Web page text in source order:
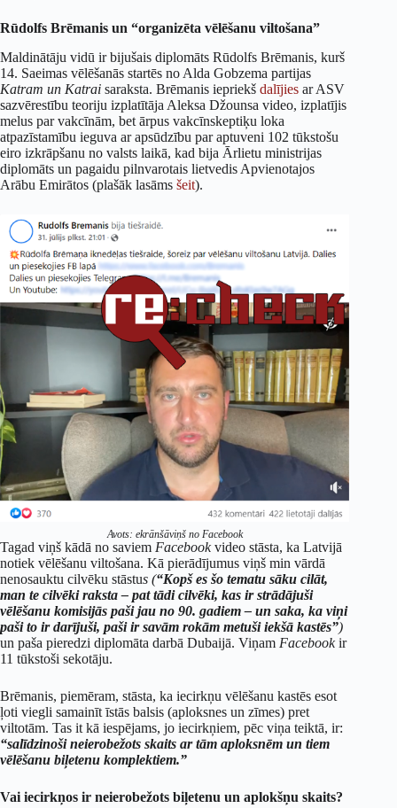
Rūdolfs Brēmanis un “organizēta vēlēšanu viltošana”
Maldinātāju vidū ir bijušais diplomāts Rūdolfs Brēmanis, kurš
14. Saeimas vēlēšanās startēs no Alda Gobzema partijas
Katram un Katrai saraksta. Brēmanis iepriekš dalījies ar ASV
sazvērestību teoriju izplatītāja Aleksa Džounsa video, izplatījis
melus par vakcīnām, bet ārpus vakcīnskeptiķu loka
atpazīstamību ieguva ar apsūdzību par aptuveni 102 tūkstošu
eiro izkrāpšanu no valsts laikā, kad bija Ārlietu ministrijas
diplomāts un pagaidu pilnvarotais lietvedis Apvienotajos
Arābu Emirātos (plašāk lasāms šeit).
Avots: ekrānšāviņš no Facebook
Tagad viņš kādā no saviem Facebookvideo stāsta, ka Latvijā
notiek vēlēšanu viltošana. Kā pierādījumus viņš min vārdā
nenosauktu cilvēku stāstus (“Kopš es šo tematu sāku cilāt,
man te cilvēki raksta – pat tādi cilvēki, kas ir strādājuši
vēlēšanu komisijās paši jau no 90. gadiem – un saka, ka viņi
paši to ir darījuši, paši ir savām rokām metuši iekšā kastēs”)
un paša pieredzi diplomāta darbā Dubaijā. Viņam Facebookir
11 tūkstoši sekotāju.
Brēmanis, piemēram, stāsta, ka iecirkņu vēlēšanu kastēs esot
ļoti viegli samainīt īstās balsis (aploksnes un zīmes) pret
viltotām. Tas it kā iespējams, jo iecirkņiem, pēc viņa teiktā, ir:
“salīdzinoši neierobežots skaits ar tām aploksnēm un tiem
vēlēšanu biļetenu komplektiem.”
Vai iecirkņos ir neierobežots biļetenu un aplokšņu skaits?